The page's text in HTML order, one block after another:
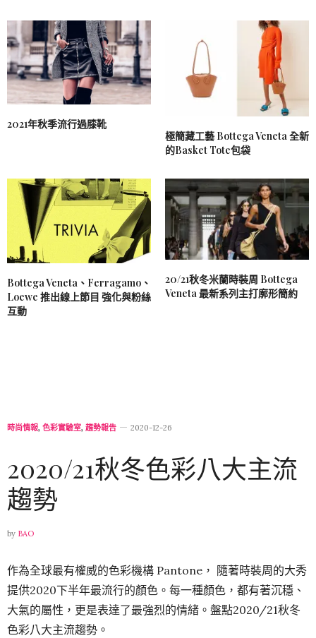
2021年秋季流行過膝靴
極簡藏工藝 Bottega Veneta 全新
的Basket Tote包袋
Bottega Veneta、Ferragamo、
Loewe 推出線上節目 強化與粉絲
互動
20/21秋冬米蘭時裝周 Bottega
Veneta 最新系列主打廓形簡約
時尚情報, 色彩實驗室, 趨勢報告 2020-12-26
2020/21秋冬色彩八大主流
趨勢
by BAO
作為全球最有權威的色彩機構 Pantone， 隨著時裝周的大秀
提供2020下半年最流行的顏色。每一種顏色，都有著沉穩、
大氣的屬性，更是表達了最強烈的情緒。盤點2020/21秋冬
色彩八大主流趨勢。